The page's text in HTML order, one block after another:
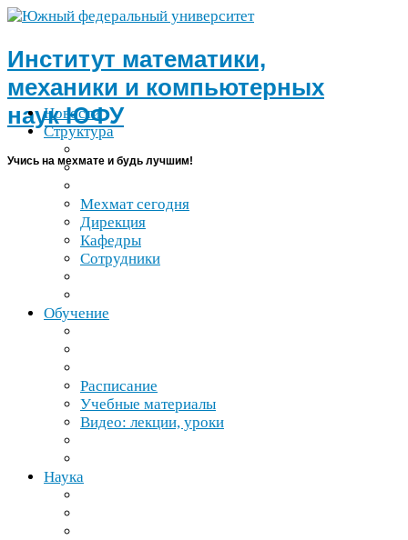
Институт математики,
механики и компьютерных
наукЮФУ
Учись на мехмате и будь лучшим!
Новости
Структура
Мехмат сегодня
Дирекция
Кафедры
Сотрудники
Обучение
Расписание
Учебные материалы
Видео: лекции, уроки
Наука